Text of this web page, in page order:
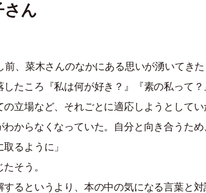
さん
前、菜木さんのなかにある思いが湧いてきた
したころ『私は何が好き？』『素の私って
の立場など、それごとに適応しようとしてい
わからなくなっていた。自分と向き合うた
るように」
そう。
するというより、本の中の気になる言葉と